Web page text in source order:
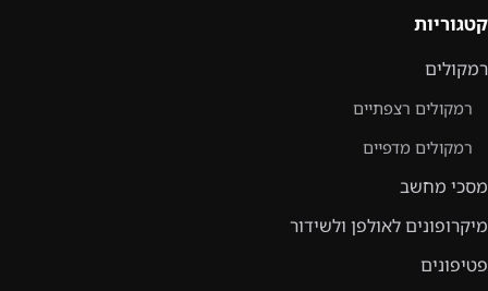
קטגוריות
רמקולים
רמקולים רצפתיים
רמקולים מדפיים
מסכי מחשב
מיקרופונים לאולפן ולשידור
פטיפונים